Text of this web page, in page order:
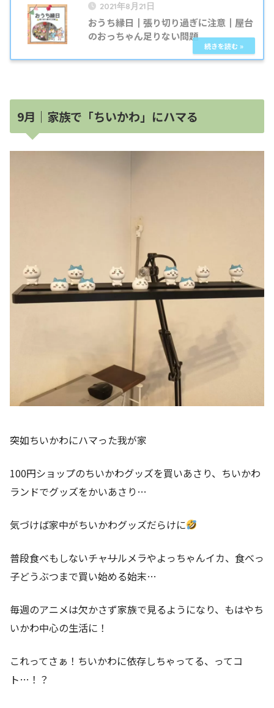
2021年8月21日
おうち縁日┃張り切り過ぎに注意┃屋台
のおっちゃん足りない問題
9月｜家族で「ちいかわ」にハマる
突如ちいかわにハマった我が家
100円ショップのちいかわグッズを買いあさり、ちいかわ
ランドでグッズをかいあさり…
気づけば家中がちいかわグッズだらけに
普段食べもしないチャリルメラやよっちゃんイカ、食べっ
子どうぶつまで買い始める始末…
毎週のアニメは欠かさず家族で見るようになり、もはやち
いかわ中心の生活に！
これってさぁ！ちいかわに依存しちゃってる、ってコ
ト…！？